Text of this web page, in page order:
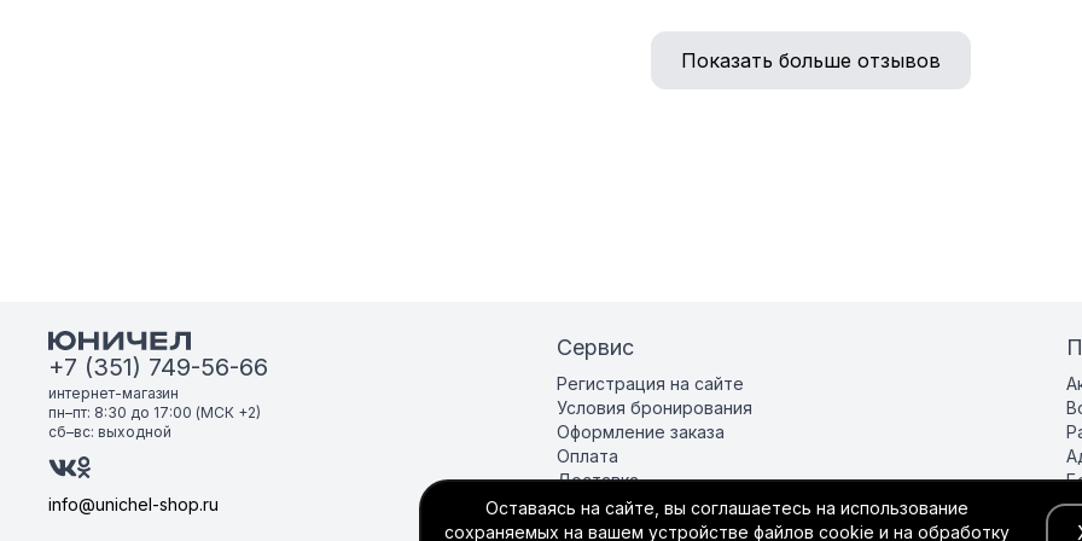
Показать больше отзывов
+7 (351) 749-56-66
интернет-магазин
пн–пт: 8:30 до 17:00 (МСК +2)
сб–вс: выходной
info@unichel-shop.ru
Сервис
Регистрация на сайте
Условия бронирования
Оформление заказа
Оплата
Доставка
Подарочная карта
Гарантия и возврат
Оставаясь на сайте, вы соглашаетесь на использование
сохраняемых на вашем устройстве файлов cookie и на обработку